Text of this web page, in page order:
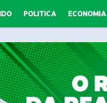
POLITICA ECONOMIA